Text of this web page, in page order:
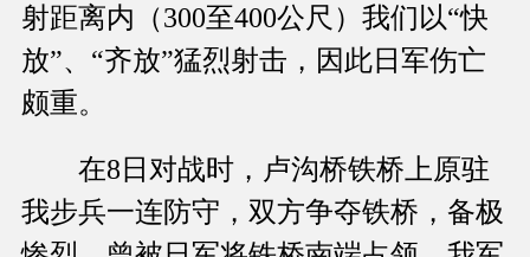
射距离内（300至400公尺）我们以“快
放”、“齐放”猛烈射击，因此日军伤亡
颇重。
在8日对战时，卢沟桥铁桥上原驻
我步兵一连防守，双方争夺铁桥，备极